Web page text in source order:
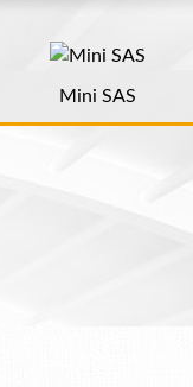
Mini SAS